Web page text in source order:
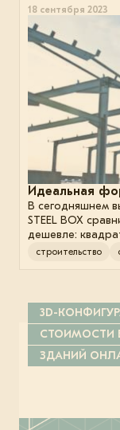
18 сентября 2023
Идеальная
В сегодняшнем
STEEL BOX
дешевле:
строительство
3D-
СТОИМОСТИ
ЗДАНИЙ